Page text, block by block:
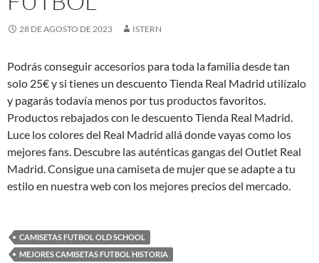
28 DE AGOSTO DE 2023 ISTERN
Podrás conseguir accesorios para toda la familia desde tan
solo 25€ y si tienes un descuento Tienda Real Madrid utilízalo
y pagarás todavía menos por tus productos favoritos.
Productos rebajados con le descuento Tienda Real Madrid.
Luce los colores del Real Madrid allá donde vayas como los
mejores fans. Descubre las auténticas gangas del Outlet Real
Madrid. Consigue una camiseta de mujer que se adapte a tu
estilo en nuestra web con los mejores precios del mercado.
CAMISETAS FUTBOL OLD SCHOOL
MEJORES CAMISETAS FUTBOL HISTORIA